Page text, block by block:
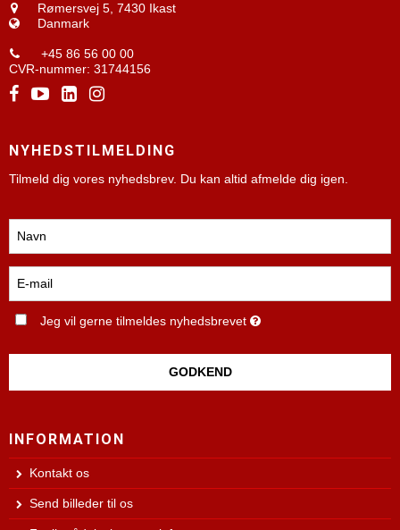
Rømersvej 5, 7430 Ikast
Danmark
+45 86 56 00 00
CVR-nummer: 31744156
NYHEDSTILMELDING
Tilmeld dig vores nyhedsbrev. Du kan altid afmelde dig igen.
Jeg vil gerne tilmeldes nyhedsbrevet
GODKEND
INFORMATION
Kontakt os
Send billeder til os